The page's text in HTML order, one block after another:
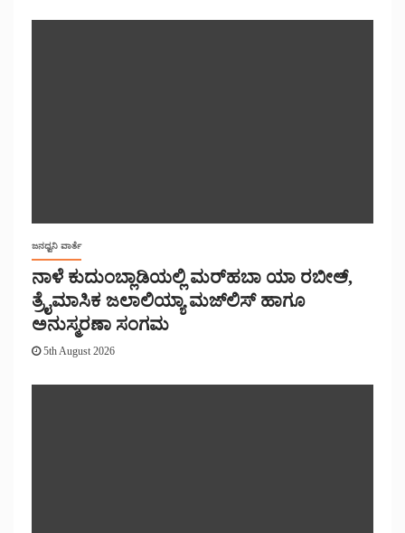
ಜನಧ್ವನಿ ವಾರ್ತೆ
ನಾಳೆ ಕುದುಂಬ್ಲಾಡಿಯಲ್ಲಿ ಮರ್‌‌ಹಬಾ ಯಾ ರಬೀಅ್,
ತ್ರೈಮಾಸಿಕ ಜಲಾಲಿಯ್ಯಾ ಮಜ್‌‌ಲಿಸ್‌‌ ಹಾಗೂ
ಅನುಸ್ಮರಣಾ ಸಂಗಮ
5th August 2026